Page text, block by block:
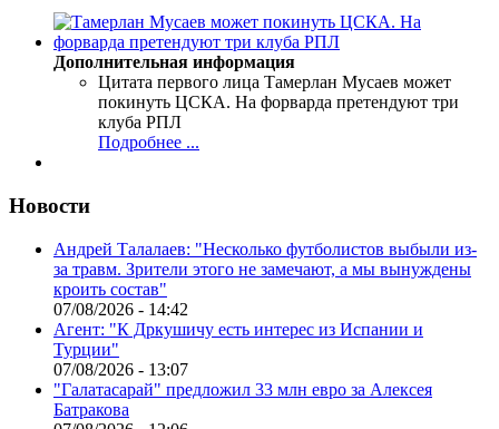
Дополнительная информация
Цитата первого лица Тамерлан Мусаев может
покинуть ЦСКА. На форварда претендуют три
клуба РПЛ
Подробнее ...
Новости
Андрей Талалаев: "Несколько футболистов выбыли из-
за травм. Зрители этого не замечают, а мы вынуждены
кроить состав"
07/08/2026 - 14:42
Агент: "К Дркушичу есть интерес из Испании и
Турции"
07/08/2026 - 13:07
"Галатасарай" предложил 33 млн евро за Алексея
Батракова